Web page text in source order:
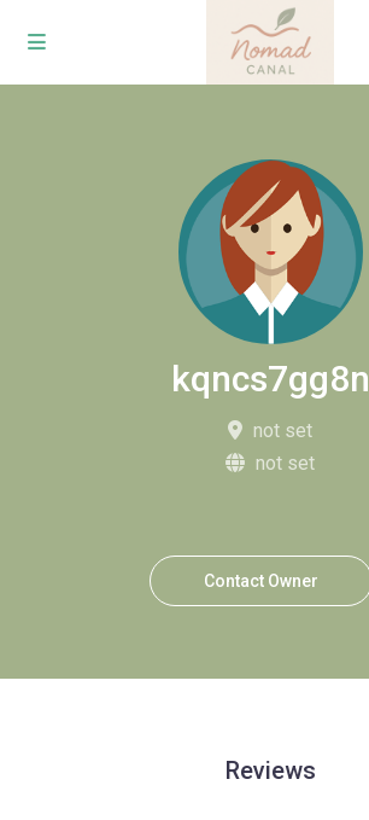
kqncs7gg8n
not set
not set
Contact Owner
Reviews